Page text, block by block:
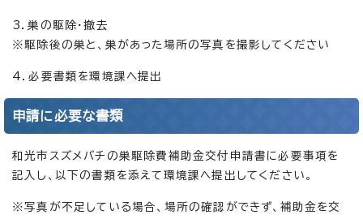
3．巣の駆除・撤去
※駆除後の巣と、巣があった場所の写真を撮影してください
4．必要書類を環境課へ提出
申請に必要な書類
和光市スズメバチの巣駆除費補助金交付申請書に必要事項を
記入し、以下の書類を添えて環境課へ提出してください。
※写真が不足している場合、場所の確認ができず、補助金を交